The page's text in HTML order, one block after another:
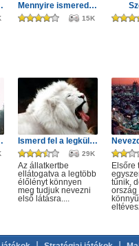
Mennyire ismered Londont?
15K
Ismerd fel a legkülönlegesebb állatokat!
29K
Az állatkertbe
ellátogatva a legtöbb
élőlényt könnyen
meg tudjuk nevezni
első látásra....
Elsőre
tűnik,
ország
könnyű